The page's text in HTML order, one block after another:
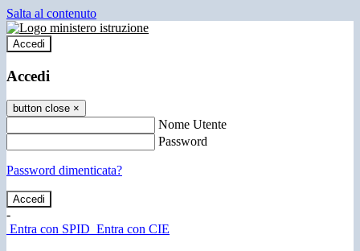
Salta al contenuto
Accedi
Accedi
button close ×
Nome Utente
Password
Password dimenticata?
-
Entra con SPID Entra con CIE